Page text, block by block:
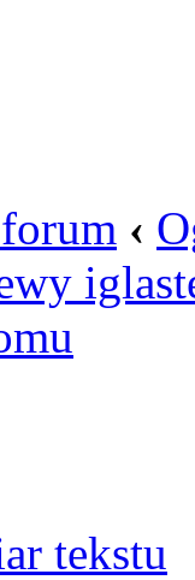
‹
tekstu